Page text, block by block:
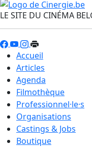
LE SITE DU CINÉMA
Accueil
Articles
Agenda
Filmothèque
Professionnel·le·s
Organisations
Castings & Jobs
Boutique